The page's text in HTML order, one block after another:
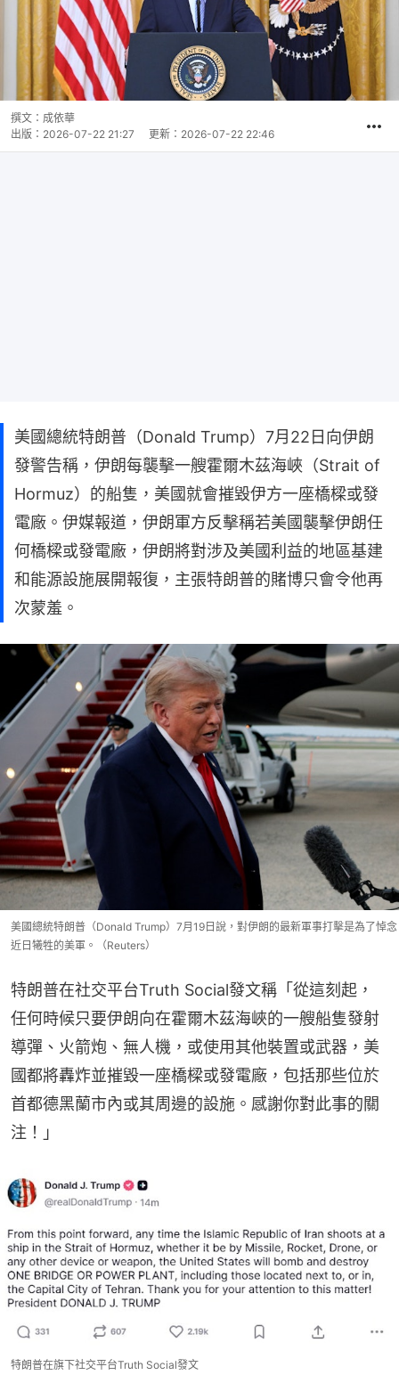
撰文： 成依華
出版： 2026-07-22 21:27 更新： 2026-07-22 22:46
美國總統特朗普（Donald Trump）7月22日向伊朗
發警告稱，伊朗每襲擊一艘霍爾木茲海峽（Strait of
Hormuz）的船隻，美國就會摧毀伊方一座橋樑或發
電廠。伊媒報道，伊朗軍方反擊稱若美國襲擊伊朗任
何橋樑或發電廠，伊朗將對涉及美國利益的地區基建
和能源設施展開報復，主張特朗普的賭博只會令他再
次蒙羞。
美國總統特朗普（Donald Trump）7月19日說，對伊朗的最新軍事打擊是為了悼念
近日犧牲的美軍。（Reuters）
特朗普在社交平台Truth Social發文稱「從這刻起，
任何時候只要伊朗向在霍爾木茲海峽的一艘船隻發射
導彈、火箭炮、無人機，或使用其他裝置或武器，美
國都將轟炸並摧毀一座橋樑或發電廠，包括那些位於
首都德黑蘭市內或其周邊的設施。感謝你對此事的關
注！」
特朗普在旗下社交平台Truth Social發文